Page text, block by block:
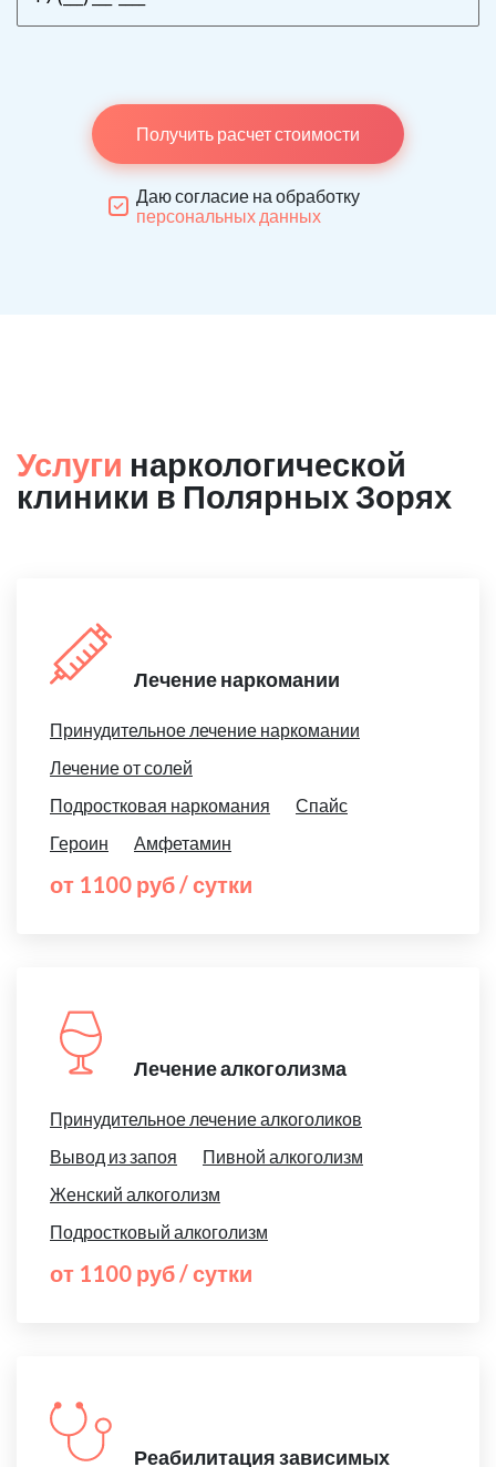
Получить расчет стоимости
Даю согласие на обработку
персональных данных
Услуги наркологической
клиники в Полярных Зорях
Лечение наркомании
Принудительное лечение наркомании
Лечение от солей
Подростковая наркомания
Спайс
Героин
Амфетамин
от 1100 руб / сутки
Лечение алкоголизма
Принудительное лечение алкоголиков
Вывод из запоя
Пивной алкоголизм
Женский алкоголизм
Подростковый алкоголизм
от 1100 руб / сутки
Реабилитация зависимых